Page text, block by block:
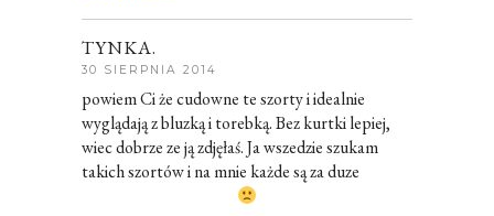
TYNKA.
30 SIERPNIA 2014
powiem Ci że cudowne te szorty i idealnie
wyglądają z bluzką i torebką. Bez kurtki lepiej,
wiec dobrze ze ją zdjęłaś. Ja wszedzie szukam
takich szortów i na mnie każde są za duze